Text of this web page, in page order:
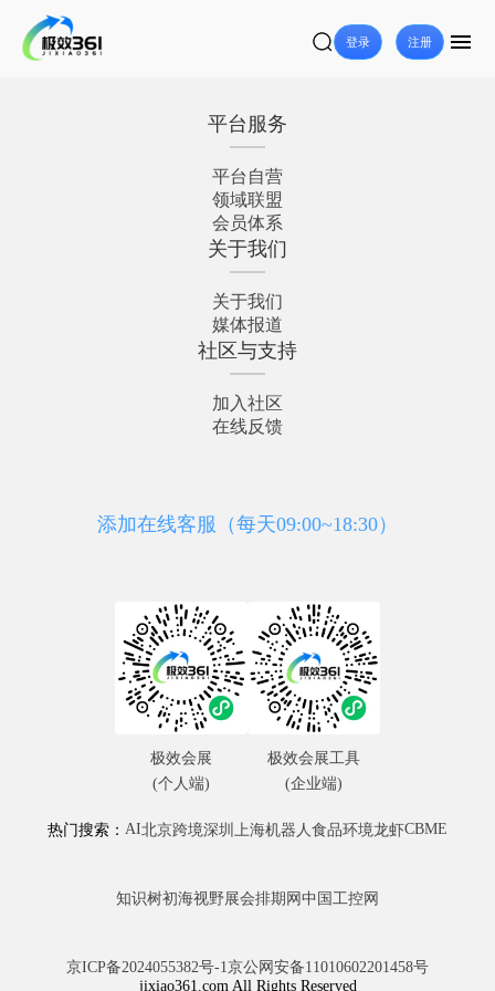
登录 注册
平台服务
平台自营
领域联盟
会员体系
关于我们
关于我们
媒体报道
社区与支持
加入社区
在线反馈
添加在线客服（每天09:00~18:30）
热门搜索： AI北京跨境深圳 上海机器人食品环境龙虾CBME
知识树初海视野展会排期网 中国工控网
京ICP备2024055382号-1京公网安备11010602201458号
jixiao361.com All Rights Reserved
极效会展
(个人端)
极效会展工具
(企业端)